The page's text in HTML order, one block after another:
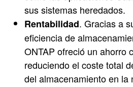
sus sistemas heredados.
Rentabilidad. Gracias a
eficiencia de
ONTAP ofreció un ahorro
reduciendo el coste total
del almacenamiento en la